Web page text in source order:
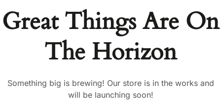
Great Things Are On
The Horizon
Something big is brewing! Our store is in the works and
will be launching soon!